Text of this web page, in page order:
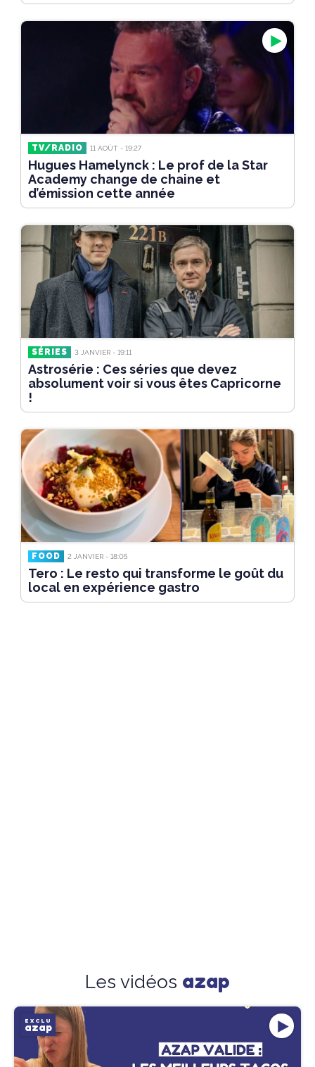
TV/RADIO 11 AOÛT - 19:27
Hugues Hamelynck : Le prof de la Star
Academy change de chaine et
d’émission cette année
SÉRIES 3 JANVIER - 19:11
Astrosérie : Ces séries que devez
absolument voir si vous êtes Capricorne
!
FOOD 2 JANVIER - 18:05
Tero : Le resto qui transforme le goût du
local en expérience gastro
Les vidéos azap
EXCLU
azap